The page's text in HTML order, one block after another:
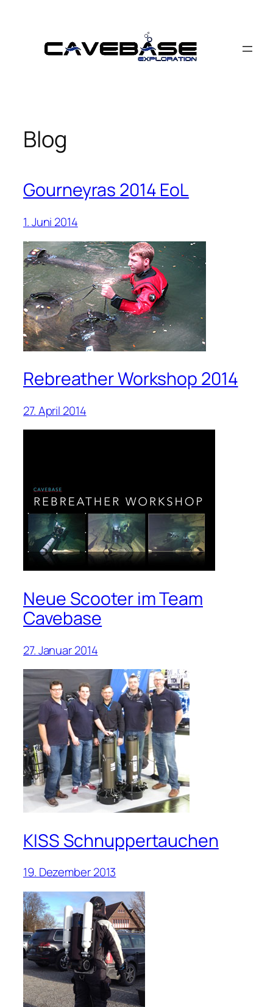
springen
Blog
Gourneyras 2014 EoL
1. Juni 2014
Rebreather Workshop 2014
27. April 2014
Neue Scooter im Team
Cavebase
27. Januar 2014
KISS Schnuppertauchen
19. Dezember 2013